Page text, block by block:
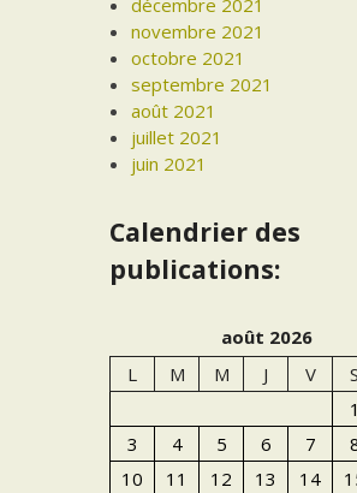
décembre 2021
novembre 2021
octobre 2021
septembre 2021
août 2021
juillet 2021
juin 2021
Calendrier des
publications:
août 2026
L
M M J V S
1
3
4 5 6 7
10
11 12 13 14